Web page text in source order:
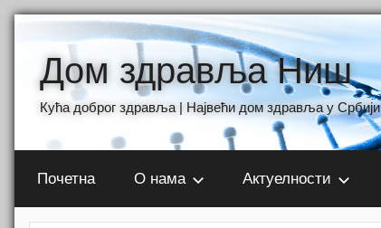
content
Дом здравља Ниш
Кућа доброг здравља | Највећи дом здравља у Србији
Почетна О нама Актуелности